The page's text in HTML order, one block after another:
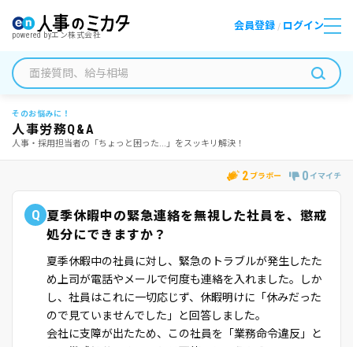
powered byエン株式会社
会員登録 / ログイン
そのお悩みに！
人事労務Q&A
人事・採用担当者の「ちょっと困った...」をスッキリ解決！
2 ブラボー 0 イマイチ
Q 夏季休暇中の緊急連絡を無視した社員を、懲戒
処分にできますか？
夏季休暇中の社員に対し、緊急のトラブルが発生したた
め上司が電話やメールで何度も連絡を入れました。しか
し、社員はこれに一切応じず、休暇明けに「休みだった
ので見ていませんでした」と回答しました。
会社に支障が出たため、この社員を「業務命令違反」と